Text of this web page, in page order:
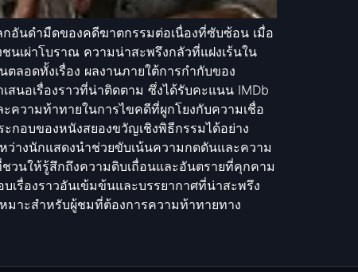
กอันดำมืดของคดีฆาตกรรมต่อเนื่องที่ซับซ้อน เมื่อ
นเผ่าโบราณ ความน่าสะพรึงกลัวที่แฝงเร้นใน
ลอดทั้งเรื่อง ผลงานภายใต้การกำกับของ
สนอเรื่องราวที่น่าติดตาม ซึ่งได้รับคะแนน IMDb
ความท้าทายในการไขคดีที่ผูกโยงกับความเชื่อ
กอบของหนังสยองขวัญเชิงพิธีกรรมได้อย่าง
หว่างนักแสดงนำช่วยขับเน้นความกดดันและความ
วนให้รู้สึกถึงความดิบเถื่อนและอันตรายที่คุกคาม
รื่องราวอันเข้มข้นและบรรยากาศที่น่าสะพรึง
มาะสำหรับผู้ชมที่ต้องการความท้าทายทาง